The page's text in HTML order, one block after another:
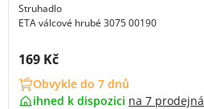
Struhadlo
ETA válcové hrubé 3075 00190
Cena s DPH:
169 Kč
Obvykle do 7 dnů
ihned k dispozici na 7